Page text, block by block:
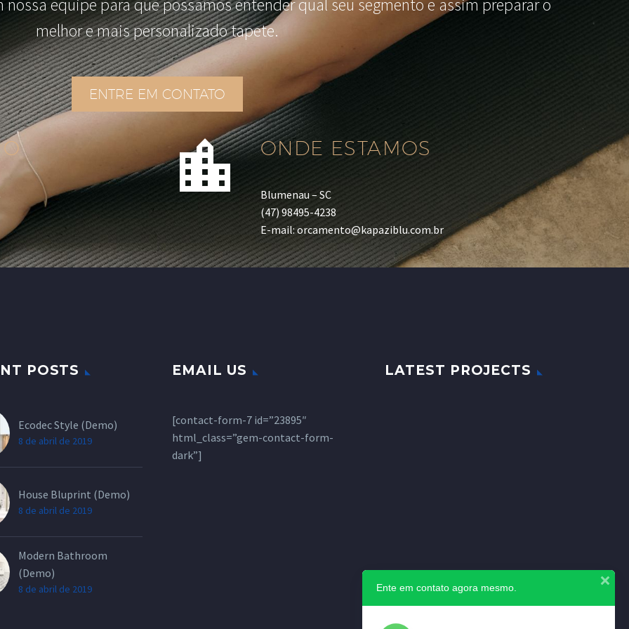
melhor e mais personalizado tapete.
ENTRE EM CONTATO

 ONDE ESTAMOS
Blumenau – SC
(47) 98495-4238
E-mail: orcamento@kapaziblu.com.br
POSTS
Ecodec Style (Demo)
8 de abril de 2019
House Bluprint (Demo)
8 de abril de 2019
Modern Bathroom
(Demo)
8 de abril de 2019
EMAIL US
[contact-form-7 id=”23895″
html_class=”gem-contact-form-
dark”]
LATEST PROJECTS
Ente em contato agora mesmo.